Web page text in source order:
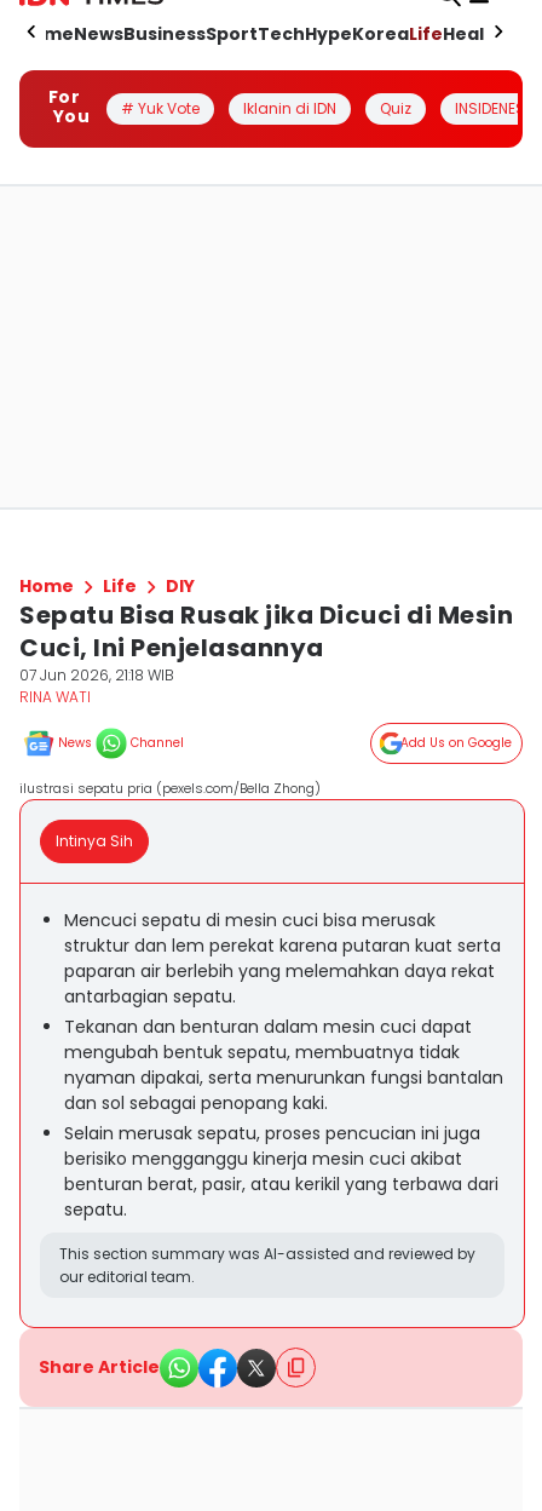
HomeNewsBusinessSportTechHypeKoreaLifeHealth
For
You
# Yuk Vote Iklanin di IDN Quiz INSIDENESIA
Home Life DIY
Sepatu Bisa Rusak jika Dicuci di Mesin
Cuci, Ini Penjelasannya
07 Jun 2026, 21:18 WIB
RINA WATI
News Channel Add Us on Google
ilustrasi sepatu pria (pexels.com/Bella Zhong)
Intinya Sih
Mencuci sepatu di mesin cuci bisa merusak
struktur dan lem perekat karena putaran kuat serta
paparan air berlebih yang melemahkan daya rekat
antarbagian sepatu.
Tekanan dan benturan dalam mesin cuci dapat
mengubah bentuk sepatu, membuatnya tidak
nyaman dipakai, serta menurunkan fungsi bantalan
dan sol sebagai penopang kaki.
Selain merusak sepatu, proses pencucian ini juga
berisiko mengganggu kinerja mesin cuci akibat
benturan berat, pasir, atau kerikil yang terbawa dari
sepatu.
This section summary was AI-assisted and reviewed by
our editorial team.
Share Article